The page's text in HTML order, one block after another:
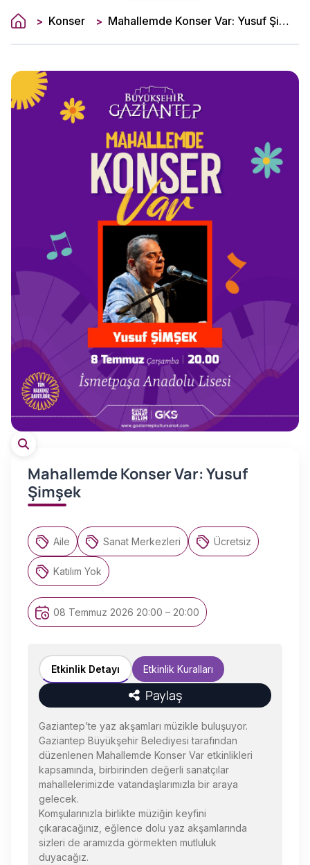
> Konser > Mahallemde Konser Var: Yusuf Şimşek
Mahallemde Konser Var: Yusuf
Şimşek
Aile Sanat Merkezleri Ücretsiz
Katılım Yok
08 Temmuz 2026 20:00 – 20:00
Etkinlik Detayı Etkinlik Kuralları
Paylaş
Gaziantep’te yaz akşamları müzikle buluşuyor.
Gaziantep Büyükşehir Belediyesi tarafından
düzenlenen Mahallemde Konser Var etkinlikleri
kapsamında, birbirinden değerli sanatçılar
mahallelerimizde vatandaşlarımızla bir araya
gelecek.
Komşularınızla birlikte müziğin keyfini
çıkaracağınız, eğlence dolu yaz akşamlarında
sizleri de aramızda görmekten mutluluk
duyacağız.